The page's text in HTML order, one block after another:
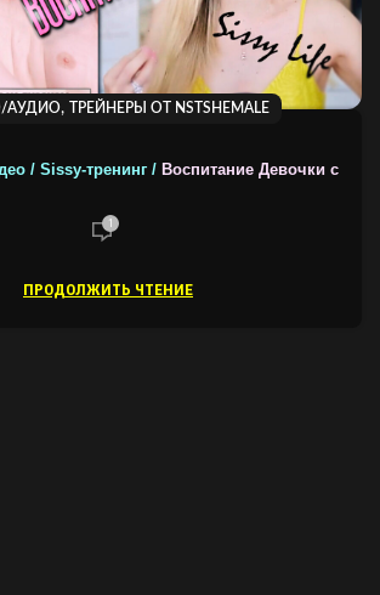
АУДИО, ТРЕЙНЕРЫ ОТ NSTSHEMALE
/ Sissy-тренинг / Воспитание Девочки с
1
ПРОДОЛЖИТЬ ЧТЕНИЕ